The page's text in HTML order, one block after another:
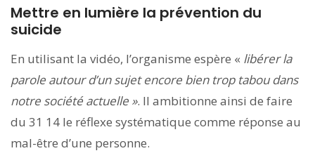
Mettre en lumière la prévention du
suicide
En utilisant la vidéo, l’organisme espère « libérer la
parole autour d’un sujet encore bien trop tabou dans
notre société actuelle ». Il ambitionne ainsi de faire
du 31 14 le réflexe systématique comme réponse au
mal-être d’une personne.